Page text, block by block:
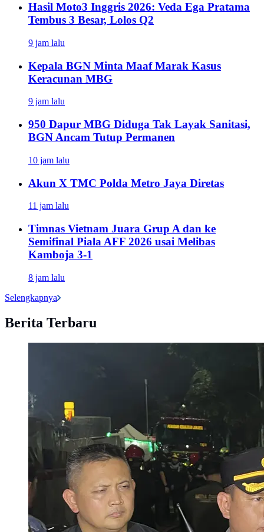
Hasil Moto3 Inggris 2026: Veda Ega Pratama
Tembus 3 Besar, Lolos Q2
9 jam lalu
Kepala BGN Minta Maaf Marak Kasus
Keracunan MBG
9 jam lalu
950 Dapur MBG Diduga Tak Layak Sanitasi,
BGN Ancam Tutup Permanen
10 jam lalu
Akun X TMC Polda Metro Jaya Diretas
11 jam lalu
Timnas Vietnam Juara Grup A dan ke
Semifinal Piala AFF 2026 usai Melibas
Kamboja 3-1
8 jam lalu
Selengkapnya
Berita Terbaru